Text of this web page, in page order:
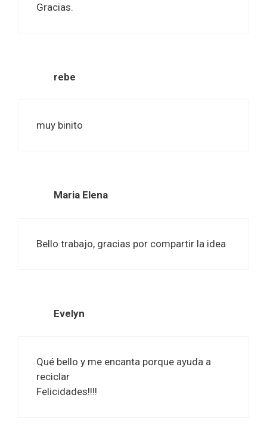
Gracias.
rebe
muy binito
Maria Elena
Bello trabajo, gracias por compartir la idea
Evelyn
Qué bello y me encanta porque ayuda a
reciclar
Felicidades!!!!